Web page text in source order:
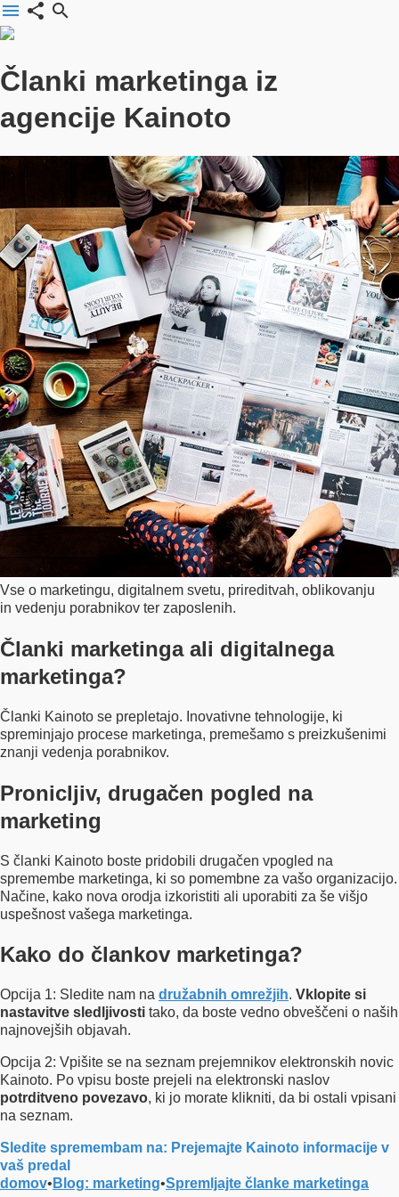
menu share search
Članki marketinga iz
agencije Kainoto
Vse o marketingu, digitalnem svetu, prireditvah, oblikovanju
in vedenju porabnikov ter zaposlenih.
Članki marketinga ali digitalnega
marketinga?
Članki Kainoto se prepletajo. Inovativne tehnologije, ki
spreminjajo procese marketinga, premešamo s preizkušenimi
znanji vedenja porabnikov.
Pronicljiv, drugačen pogled na
marketing
S članki Kainoto boste pridobili drugačen vpogled na
spremembe marketinga, ki so pomembne za vašo organizacijo.
Načine, kako nova orodja izkoristiti ali uporabiti za še višjo
uspešnost vašega marketinga.
Kako do člankov marketinga?
Opcija 1: Sledite nam na družabnih omrežjih. Vklopite si
nastavitve sledljivosti tako, da boste vedno obveščeni o naših
najnovejših objavah.
Opcija 2: Vpišite se na seznam prejemnikov elektronskih novic
Kainoto. Po vpisu boste prejeli na elektronski naslov
potrditveno povezavo, ki jo morate klikniti, da bi ostali vpisani
na seznam.
Sledite spremembam na: Prejemajte Kainoto informacije v
vaš predal
domov• Blog: marketing•Spremljajte članke marketinga